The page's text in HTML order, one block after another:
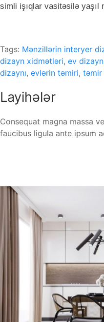
simli işıqlar vasitəsilə yaşıl
Tags: Mənzillərin interyer
dizayn xidmətləri, ev
dizaynı, evlərin təmiri,
Layihələr
Consequat magna massa
faucibus ligula ante ipsum